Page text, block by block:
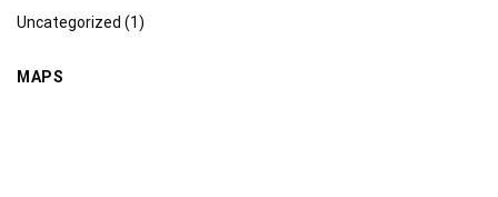
Uncategorized (1)
MAPS